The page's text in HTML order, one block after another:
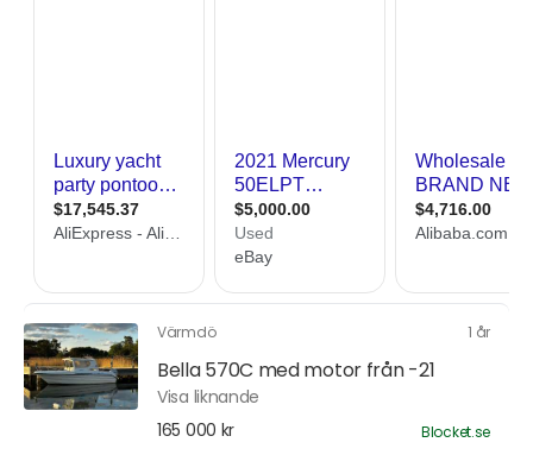
Värmdö 1 år
Bella 570C med motor från -21
Visa liknande
165 000 kr
Blocket.se